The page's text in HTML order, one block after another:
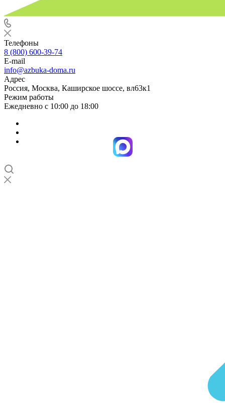
Телефоны
8 (800) 600-39-74
E-mail
info@azbuka-doma.ru
Адрес
Россия, Москва, Каширское шоссе, вл63к1
Режим работы
Ежедневно с 10:00 до 18:00